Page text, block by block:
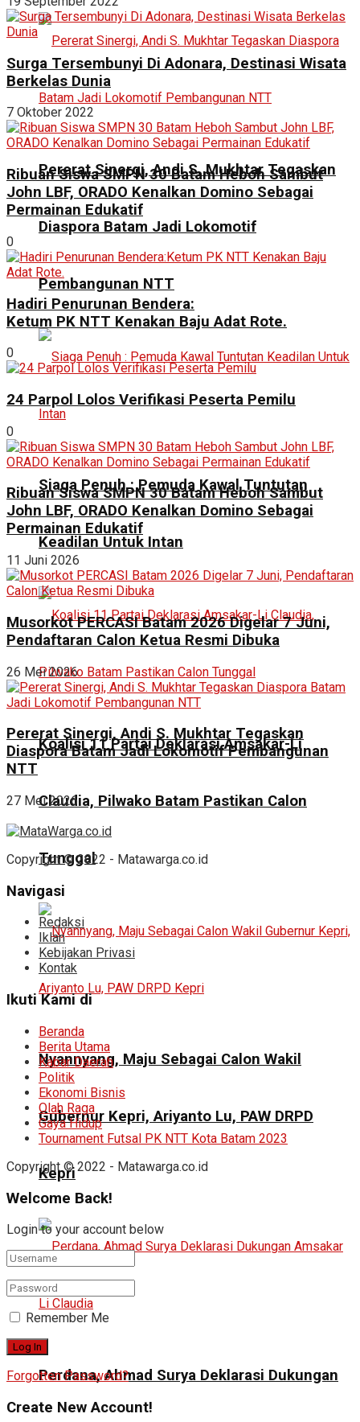
Pererat Sinergi, Andi S. Mukhtar Tegaskan
Diaspora Batam Jadi Lokomotif
Pembangunan NTT
Siaga Penuh : Pemuda Kawal Tuntutan
Keadilan Untuk Intan
Koalisi 11 Partai Deklarasi Amsakar-Li
Claudia, Pilwako Batam Pastikan Calon
Tunggal
Nyannyang, Maju Sebagai Calon Wakil
Gubernur Kepri, Ariyanto Lu, PAW DRPD
Kepri
Perdana, Ahmad Surya Deklarasi Dukungan
Surga Tersembunyi Di Adonara, Destinasi Wisata
Berkelas Dunia
7 Oktober 2022
Ribuan Siswa SMPN 30 Batam Heboh Sambut
John LBF, ORADO Kenalkan Domino Sebagai
Permainan Edukatif
0
Hadiri Penurunan Bendera:
Ketum PK NTT Kenakan Baju Adat Rote.
0
24 Parpol Lolos Verifikasi Peserta Pemilu
0
Ribuan Siswa SMPN 30 Batam Heboh Sambut
John LBF, ORADO Kenalkan Domino Sebagai
Permainan Edukatif
11 Juni 2026
Musorkot PERCASI Batam 2026 Digelar 7 Juni,
Pendaftaran Calon Ketua Resmi Dibuka
26 Mei 2026
Pererat Sinergi, Andi S. Mukhtar Tegaskan
Diaspora Batam Jadi Lokomotif Pembangunan
NTT
27 Mei 2026
Copyright © 2022 - Matawarga.co.id
Navigasi
Redaksi
Iklan
Kebijakan Privasi
Kontak
Ikuti Kami di
Beranda
Berita Utama
Kabar Daerah
Politik
Ekonomi Bisnis
Olah Raga
Gaya Hidup
Tournament Futsal PK NTT Kota Batam 2023
Copyright © 2022 - Matawarga.co.id
Welcome Back!
Login to your account below
Remember Me
Forgotten Password?
Create New Account!